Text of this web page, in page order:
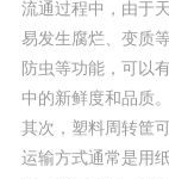
流通过程中，由于
易发生腐烂、变质
防虫等功能，可以
中的新鲜度和品质。
其次，塑料周转筐
运输方式通常是用